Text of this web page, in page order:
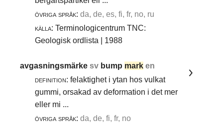
övriga språk: da, de, es, fi, fr, no, ru
källa: Terminologicentrum TNC:
Geologisk ordlista | 1988
avgasningsmärkesv bump mark en
definition: felaktighet i ytan hos vulkat
gummi, orsakad av deformation i det mer
eller mi ...
övriga språk: da, de, fi, fr, no